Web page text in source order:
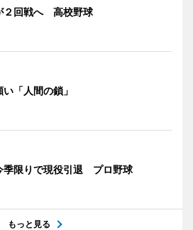
２回戦へ 高校野球
い「人間の鎖」
季限りで現役引退 プロ野球
もっと見る